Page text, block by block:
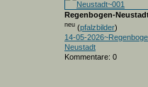
Regenbogen-
neu (pfalzbilder)
14-05-
Neustadt
Kommentare: 0